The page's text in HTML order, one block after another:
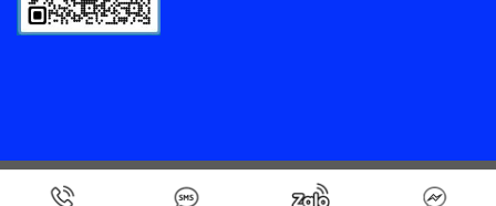
Copyright 2026 ©
Nhà cung cấp thiết bị bếp nhà hàng Inox